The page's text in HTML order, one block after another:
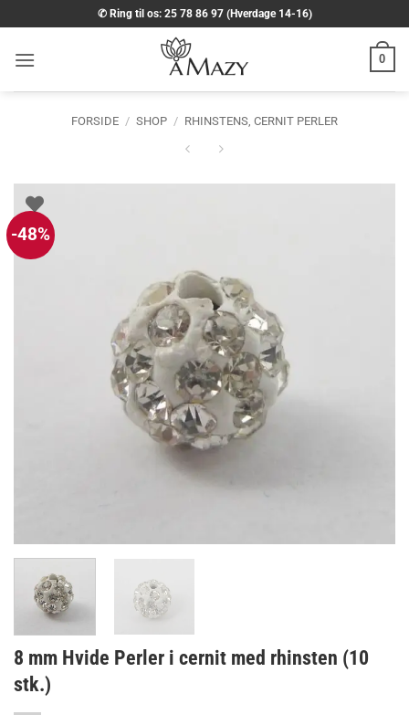
til
indhold
✆ Ring til os: 25 78 86 97 (Hverdage 14-16)
0
FORSIDE / SHOP / RHINSTENS, CERNIT PERLER
-48%
8 mm Hvide Perler i cernit med rhinsten (10
stk.)